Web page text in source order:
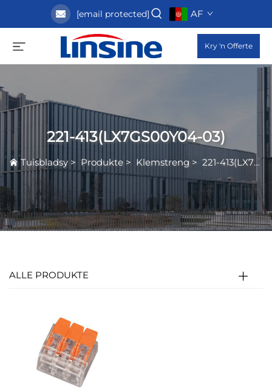
[email protected] AF
Kry 'n Offerte
221-413(LX7GS00Y04-03)
Tuisbladsy > Produkte > Klemstreng > 221-413(LX7GS00Y04-03)
ALLE PRODUKTE